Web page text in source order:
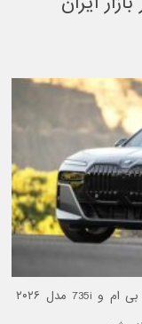
با نهایی شدن فرآیند ورود و پلاک‌گذاری، قیمت بی ام و 735i مدل ۲۰۲۶